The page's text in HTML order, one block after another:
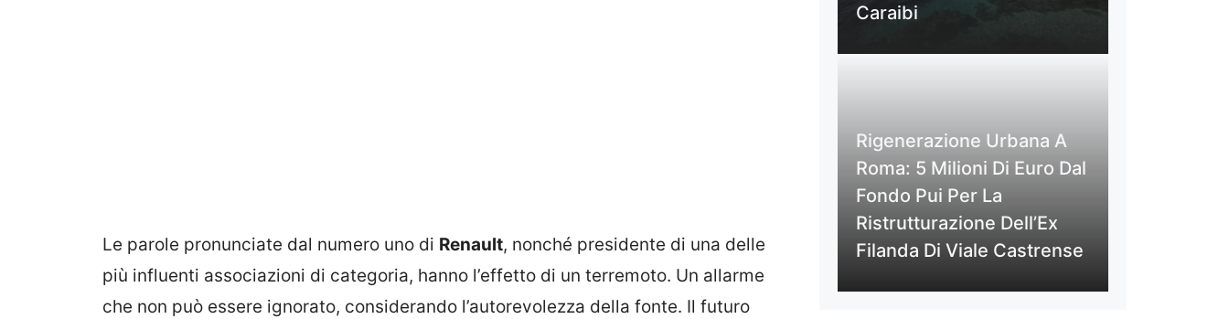
Le parole pronunciate dal numero uno di Renault, nonché presidente di una delle
più influenti associazioni di categoria, hanno l’effetto di un terremoto. Un allarme
che non può essere ignorato, considerando l’autorevolezza della fonte. Il futuro
Caraibi
Rigenerazione Urbana A
Roma: 5 Milioni Di Euro Dal
Fondo Pui Per La
Ristrutturazione Dell’Ex
Filanda Di Viale Castrense